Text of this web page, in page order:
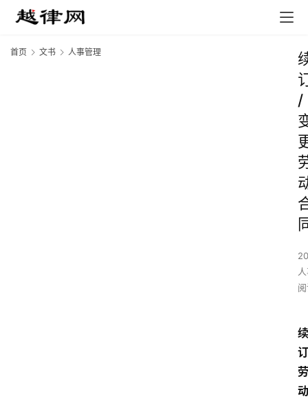
首页 文书 人事管理
/
续
订
劳
动